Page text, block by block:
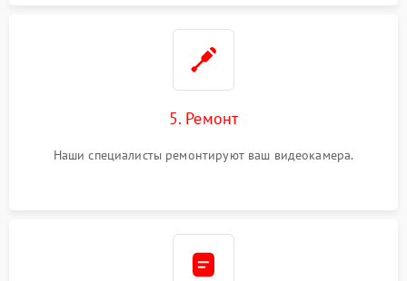
5. Ремонт
Наши специалисты ремонтируют ваш видеокамера.